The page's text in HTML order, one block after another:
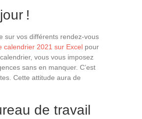
!
sur vos différents rendez-vous
calendrier 2021 sur Excel pour
vous vous imposez
sans en manquer. C’est
Cette attitude aura de
de travail